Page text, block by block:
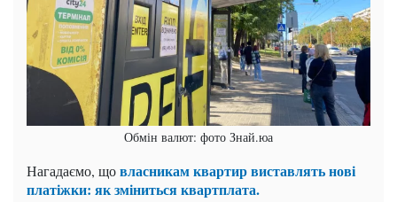
Обмін валют: фото Знай.юа
Нагадаємо, щовласникам квартир виставлять нові
платіжки: як зміниться квартплата.